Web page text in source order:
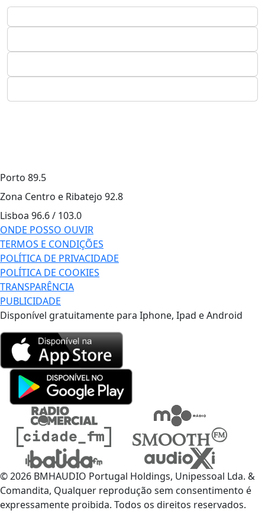
Porto 89.5
Zona Centro e Ribatejo 92.8
Lisboa 96.6 / 103.0
ONDE POSSO OUVIR
TERMOS E CONDIÇÕES
POLÍTICA DE PRIVACIDADE
POLÍTICA DE COOKIES
TRANSPARÊNCIA
PUBLICIDADE
Disponível gratuitamente para Iphone, Ipad e Android
© 2026 BMHAUDIO Portugal Holdings, Unipessoal Lda. &
Comandita, Qualquer reprodução sem consentimento é
expressamente proibida. Todos os direitos reservados.